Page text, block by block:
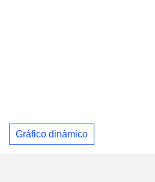
Gráfico dinámico